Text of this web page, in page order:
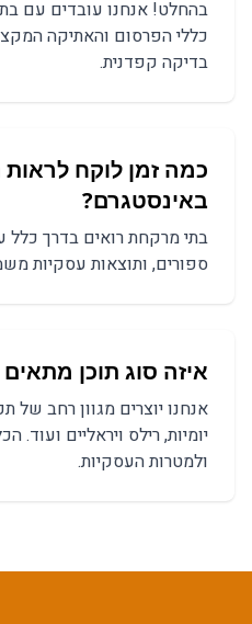
בהחלט! אנחנו עובדים עם
כללי הפרסום והאתיקה
בדיקה קפדנית.
כמה זמן לוקח
באינסטגרם?
בתי מרקחתרואים בדרך כלל
ספורים, ותוצאות עסקיות משמעותיות
איזה סוג תוכן
אנחנו יוצרים מגוון רחב של
יומיות, רילס ויראליים ועוד.
ולמטרות העסקיות.